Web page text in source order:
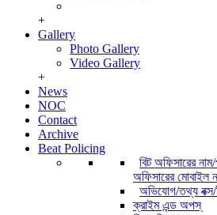
+
Gallery
Photo Gallery
Video Gallery
+
News
NOC
Contact
Archive
Beat Policing
বিট অফিসারের
অফিসারের মোবাইল
অভিযোগ/তথ্য বক্স/
ক্রাইম এন্ড অপস্